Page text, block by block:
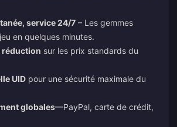
service 24/7 – Les gemmes
en quelques minutes.
réduction sur les prix standards du
UID pour une sécurité maximale du
globales—PayPal, carte de crédit,